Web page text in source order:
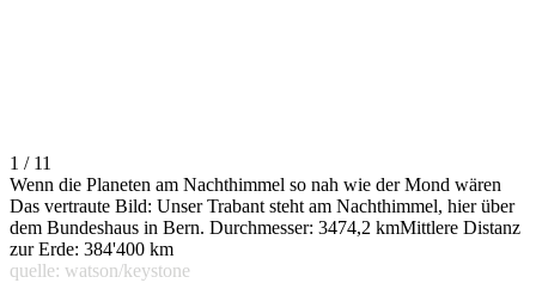
1 / 11
Wenn die Planeten am Nachthimmel so nah wie der Mond wären
Das vertraute Bild: Unser Trabant steht am Nachthimmel, hier über
dem Bundeshaus in Bern. Durchmesser: 3474,2 kmMittlere Distanz
zur Erde: 384'400 km
quelle: watson/keystone